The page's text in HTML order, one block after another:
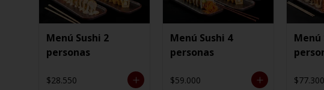
Menú Sushi 2
personas
$28.550
Menú Sushi 4
personas
$59.000
Menú
$77.300